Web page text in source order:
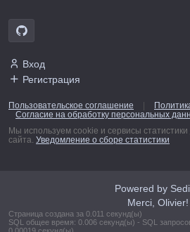
Вход
Регистрация
Пользовательское соглашение |
Согласие на обработку персональных
Мы используем cookie и сервисы
сайта. Уведомление о сборе статистики
Powered by
Merci, Olivier!
Страница создана за 0.011 секунд(ы)
SQL общее время: 0.006 секунд(ы) - SQL